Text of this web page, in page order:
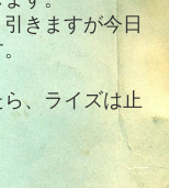
きますが今日
、ライズは止